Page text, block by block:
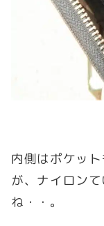
内側はポケッ
が、ナイロン
ね・・。